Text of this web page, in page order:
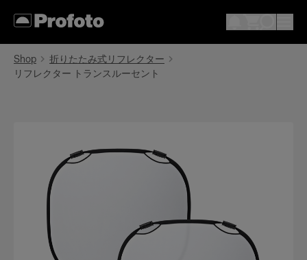
Shop
折りたたみ式リフレクター
リフレクター トランスルーセント